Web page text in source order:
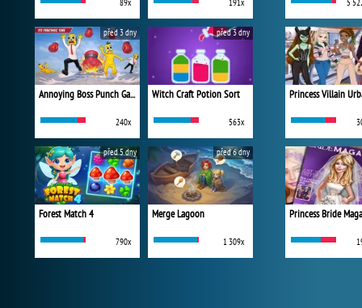
89x 191x
Annoying Boss Punch Game
240x
před 3 dny
Witch Craft Potion Sort
563x
před 3 dny
Forest Match 4
790x
před 5 dny
Merge Lagoon
1 309x
před 6 dny
5
Princess Bride